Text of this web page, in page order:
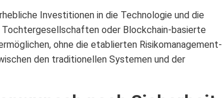
Investitionen in die Technologie und die
oder Blockchain-basierte
ohne die etablierten Risikomanagement-
den traditionellen Systemen und der